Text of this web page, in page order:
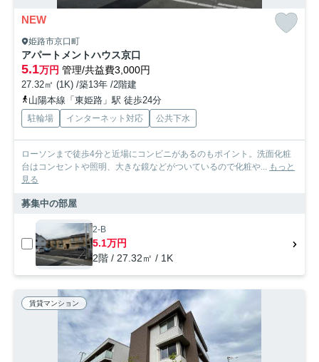
NEW
姫路市京口町
アパートメントハウス京口
5.1万円 管理/共益費3,000円
27.32㎡ (1K) /築13年 /2階建
山陽本線「東姫路」駅 徒歩24分
駐輪場 インターネット対応 公共下水
ローソンまで徒歩4分と近場にコンビニがあるのもポイント。洗面化粧
台はコンセントや照明、大きな鏡などがついているので化粧や...
もっと
見る
募集中の部屋
2-B
5.1万円
2階 / 27.32㎡ / 1K
賃貸マンション